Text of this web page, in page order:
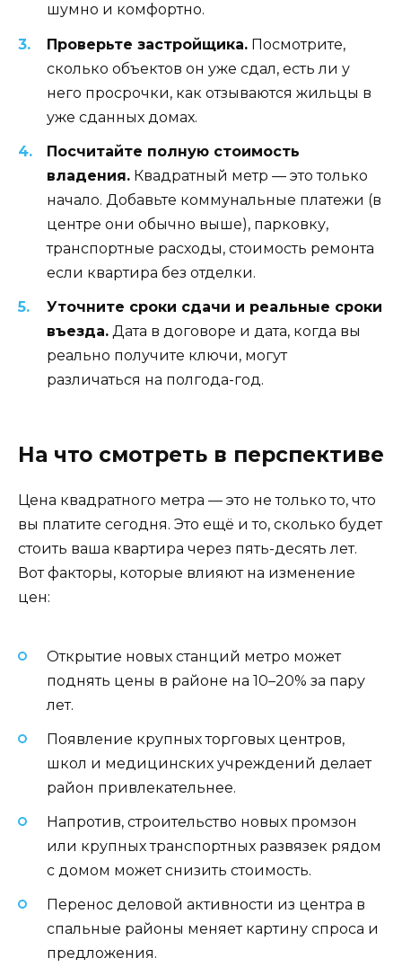
шумно и комфортно.
Проверьте застройщика. Посмотрите,
сколько объектов он уже сдал, есть ли у
него просрочки, как отзываются жильцы в
уже сданных домах.
Посчитайте полную стоимость
владения. Квадратный метр — это только
начало. Добавьте коммунальные платежи (в
центре они обычно выше), парковку,
транспортные расходы, стоимость ремонта
если квартира без отделки.
Уточните сроки сдачи и реальные сроки
въезда. Дата в договоре и дата, когда вы
реально получите ключи, могут
различаться на полгода-год.
На что смотреть в перспективе
Цена квадратного метра — это не только то, что
вы платите сегодня. Это ещё и то, сколько будет
стоить ваша квартира через пять-десять лет.
Вот факторы, которые влияют на изменение
цен:
Открытие новых станций метро может
поднять цены в районе на 10–20% за пару
лет.
Появление крупных торговых центров,
школ и медицинских учреждений делает
район привлекательнее.
Напротив, строительство новых промзон
или крупных транспортных развязек рядом
с домом может снизить стоимость.
Перенос деловой активности из центра в
спальные районы меняет картину спроса и
предложения.